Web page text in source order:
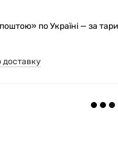
по Україні — за
доставку